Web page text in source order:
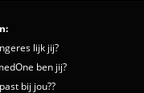
lijk jij?
ben jij?
bij jou??